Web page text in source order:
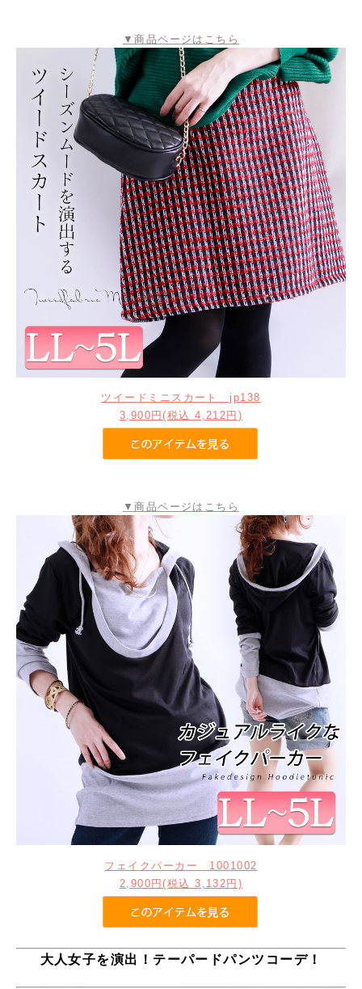
▼商品ページはこちら
ツイードミニスカート jp138
3,900円(税込 4,212円)
▼商品ページはこちら
フェイクパーカー 1001002
2,900円(税込 3,132円)
大人女子を演出！テーパードパンツコーデ！